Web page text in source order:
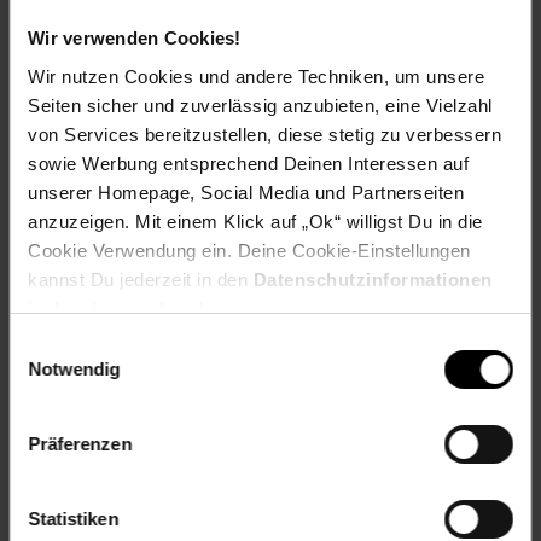
Wir verwenden Cookies!
Wir nutzen Cookies und andere Techniken, um unsere
Seiten sicher und zuverlässig anzubieten, eine Vielzahl
von Services bereitzustellen, diese stetig zu verbessern
sowie Werbung entsprechend Deinen Interessen auf
unserer Homepage, Social Media und Partnerseiten
anzuzeigen. Mit einem Klick auf „Ok“ willigst Du in die
Cookie Verwendung ein. Deine Cookie-Einstellungen
kannst Du jederzeit in den Datenschutzinformationen
ändern bzw. widerrufen.
Notwendig
Präferenzen
Statistiken
Zurück zu Vereinsspende
Fußzeile
Weitere Online-Angebote
Netto Reisen
Karriere